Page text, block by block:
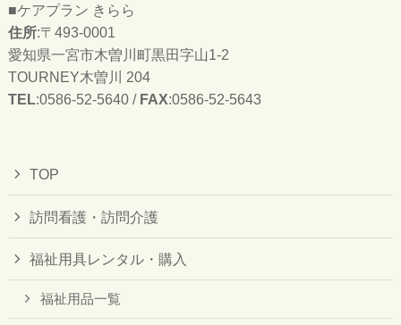
■ケアプラン きらら
住所:〒493-0001
愛知県一宮市木曽川町黒田字山1-2
TOURNEY木曽川 204
TEL:0586-52-5640 / FAX:0586-52-5643
TOP
訪問看護・訪問介護
福祉用具レンタル・購入
福祉用品一覧